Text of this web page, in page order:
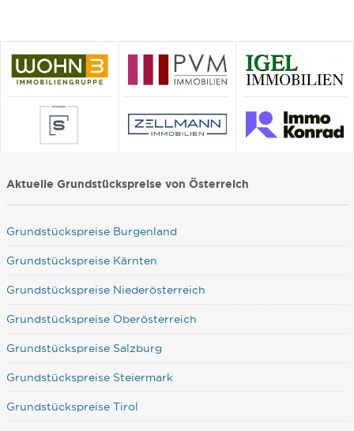
Aktuelle Grundstückspreise von Österreich
Grundstückspreise Burgenland
Grundstückspreise Kärnten
Grundstückspreise Niederösterreich
Grundstückspreise Oberösterreich
Grundstückspreise Salzburg
Grundstückspreise Steiermark
Grundstückspreise Tirol